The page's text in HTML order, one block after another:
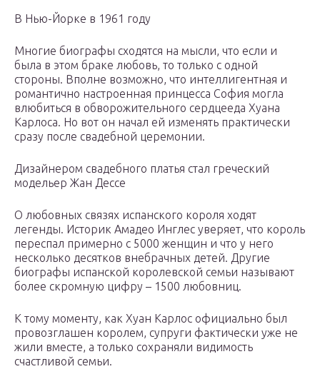
В Нью-Йорке в 1961 году
Многие биографы сходятся на мысли, что если и
была в этом браке любовь, то только с одной
стороны. Вполне возможно, что интеллигентная и
романтично настроенная принцесса София могла
влюбиться в обворожительного сердцееда Хуана
Карлоса. Но вот он начал ей изменять практически
сразу после свадебной церемонии.
Дизайнером свадебного платья стал греческий
модельер Жан Дессе
О любовных связях испанского короля ходят
легенды. Историк Амадео Инглес уверяет, что король
переспал примерно с 5000 женщин и что у него
несколько десятков внебрачных детей. Другие
биографы испанской королевской семьи называют
более скромную цифру – 1500 любовниц.
К тому моменту, как Хуан Карлос официально был
провозглашен королем, супруги фактически уже не
жили вместе, а только сохраняли видимость
счастливой семьи.